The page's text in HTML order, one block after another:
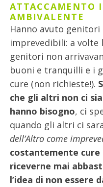
ATTACCAMENTO
AMBIVALENTE
Hanno avuto genitori
imprevedibili: a volte
genitori non
buoni e tranquilli e i
cure (non richieste!).
che gli altri non ci
hanno bisogno, ci
quando gli altri ci
dell’Altro come
costantemente cure
riceverne mai
l’idea di non essere